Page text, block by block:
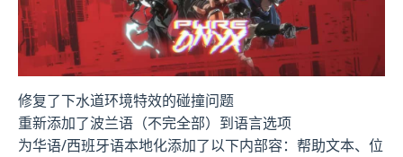
修复了下水道环境特效的碰撞问题
重新添加了波兰语（不完全部）到语言选项
为华语/西班牙语本地化添加了以下内部容：帮助文本、位